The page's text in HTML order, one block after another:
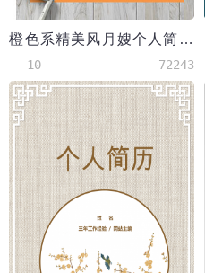
橙色系精美风月嫂个人简历模板
10 72243